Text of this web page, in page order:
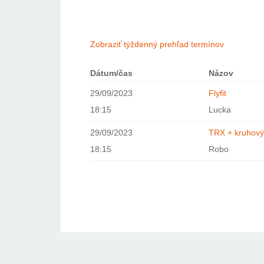
Zobraziť týždenný prehľad termínov
Dátum/čas Názov
29/09/2023
18:15
Flyfit
Lucka
29/09/2023
18:15
TRX +
Robo